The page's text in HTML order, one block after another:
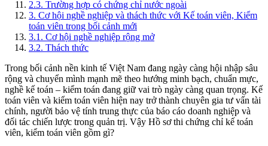
2.3. Trường hợp có chứng chỉ nước ngoài
3. Cơ hội nghề nghiệp và thách thức với Kế toán viên, Kiểm
toán viên trong bối cảnh mới
3.1 . Cơ hội nghề nghiệp rộng mở
3.2. Thách thức
Trong bối cảnh nền kinh tế Việt Nam đang ngày càng hội nhập sâu
rộng và chuyển mình mạnh mẽ theo hướng minh bạch, chuẩn mực,
nghề kế toán – kiểm toán đang giữ vai trò ngày càng quan trọng. Kế
toán viên và kiểm toán viên hiện nay trở thành chuyên gia tư vấn tài
chính, người bảo vệ tính trung thực của báo cáo doanh nghiệp và
đối tác chiến lược trong quản trị. Vậy Hồ sơ thi chứng chỉ kế toán
viên, kiểm toán viên gồm gì?